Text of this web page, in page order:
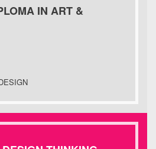
IN ART &